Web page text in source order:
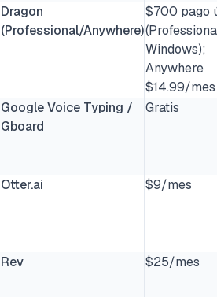
Dragon
(Professional/Anywhere)
$700 pago
Windows);
Anywhere
$14.99/mes
Google Voice Typing /
Gboard
Gratis
Otter.ai
$9/mes
Rev
$25/mes